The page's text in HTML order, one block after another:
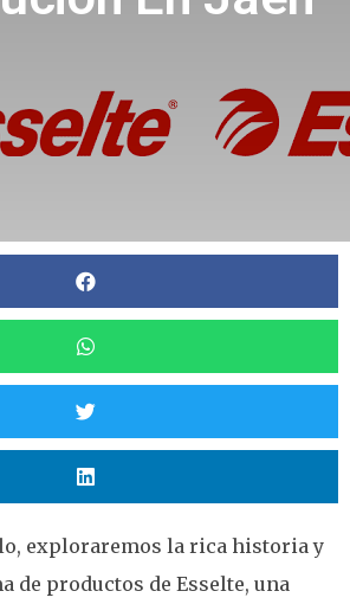
exploraremos la rica historia y
de productos de Esselte, una